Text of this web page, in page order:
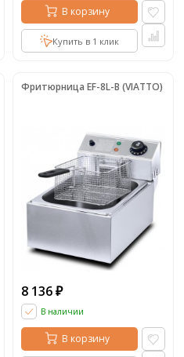
В корзину
Купить в 1 клик
Фритюрница EF-8L-B (VIATTO)
8 136 ₽
В наличии
В корзину